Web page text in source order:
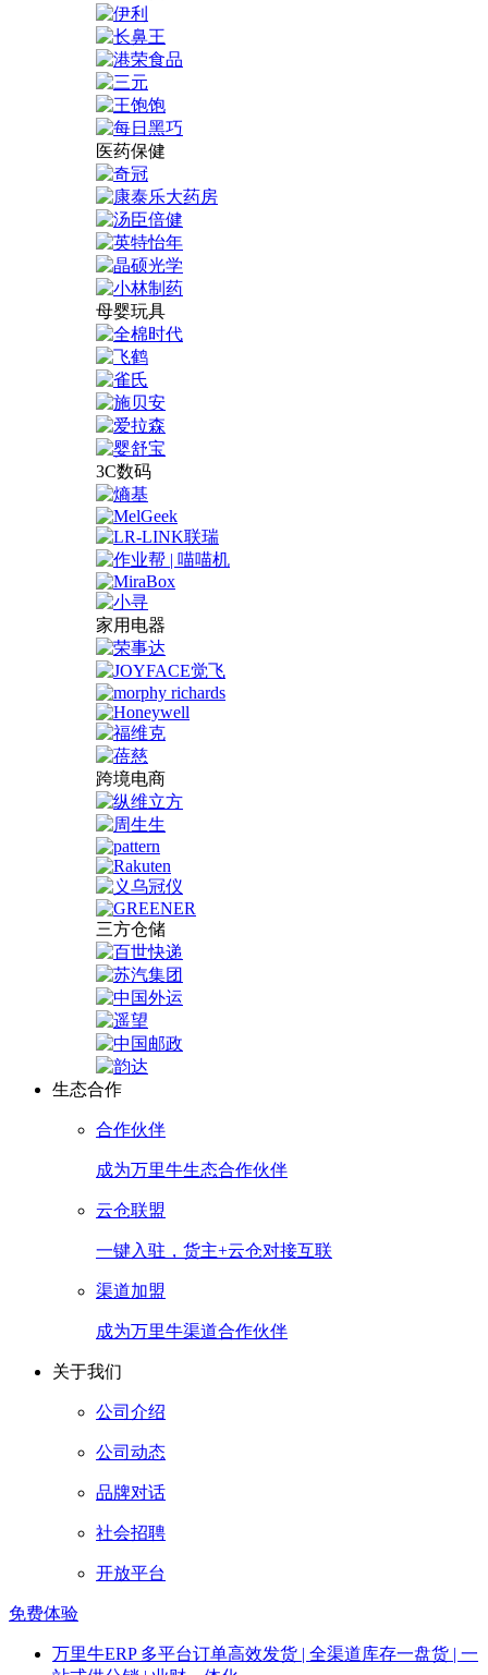
医药保健
母婴玩具
3C数码
家用电器
跨境电商
三方仓储
生态合作
合作伙伴
成为万里牛生态合作伙伴
云仓联盟
一键入驻，货主+云仓对接互联
渠道加盟
成为万里牛渠道合作伙伴
关于我们
公司介绍
公司动态
品牌对话
社会招聘
开放平台
免费体验
万里牛ERP 多平台订单高效发货 | 全渠道库存一盘货 | 一